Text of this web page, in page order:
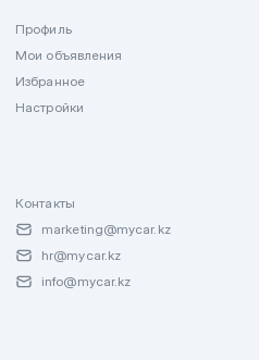
Профиль
Мои объявления
Избранное
Настройки
Контакты
marketing@mycar.kz
hr@mycar.kz
info@mycar.kz